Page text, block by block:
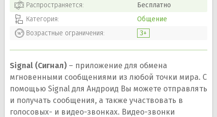
Распространяется:
Бесплатно
Категория:
Общение
Возрастные ограничения:
3+
Signal (Сигнал) – приложение для обмена
мгновенными сообщениями из любой точки мира. С
помощью Signal для Андроид Вы можете отправлять
и получать сообщения, а также участвовать в
голосовых- и видео-звонках. Видео-звонки